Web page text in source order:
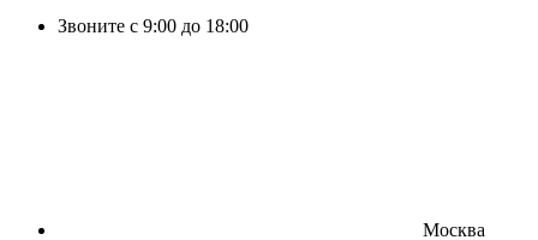
Звоните с 9:00 до 18:00
Москва